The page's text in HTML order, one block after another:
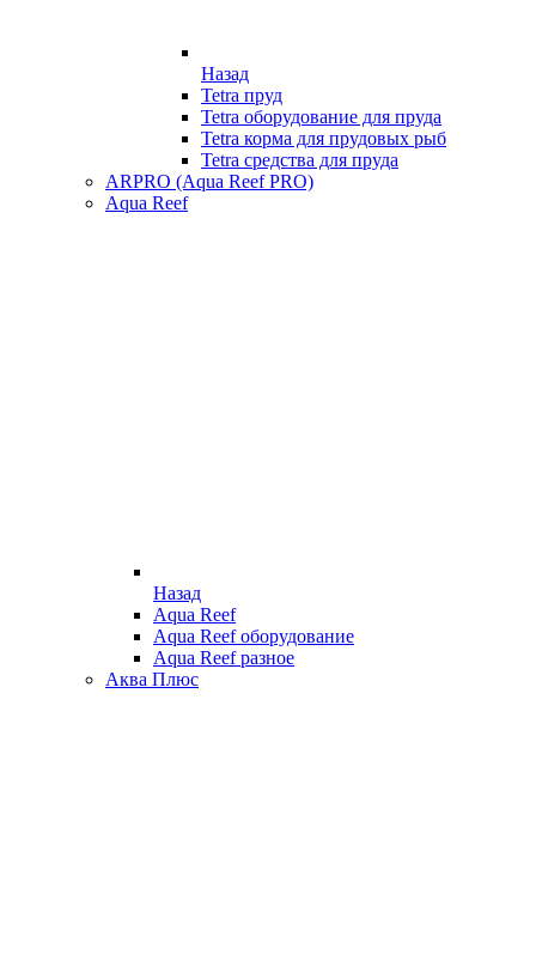
Назад
Tetra пруд
Tetra оборудование для пруда
Tetra корма для прудовых рыб
Tetra средства для пруда
ARPRO (Aqua Reef PRO)
Aqua Reef
Назад
Aqua Reef
Aqua Reef оборудование
Aqua Reef разное
Аква Плюс